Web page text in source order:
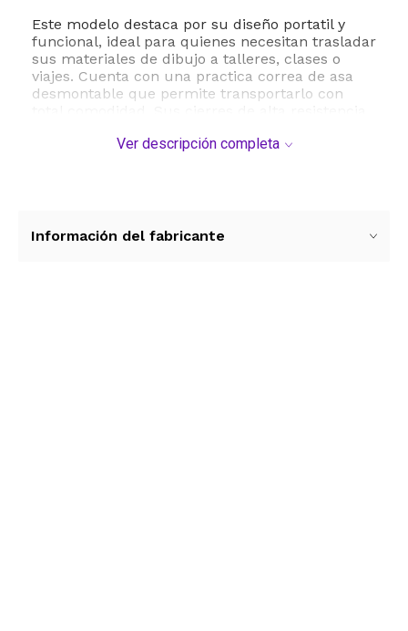
Este modelo destaca por su diseño portatil y
funcional, ideal para quienes necesitan trasladar
sus materiales de dibujo a talleres, clases o
viajes. Cuenta con una practica correa de asa
desmontable que permite transportarlo con
seguras y en su lugar sin riesgo de aperturas
Ver descripción completa
Información del fabricante